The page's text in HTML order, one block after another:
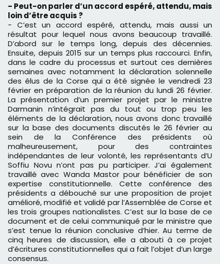
- Peut-on parler d’un accord espéré, attendu, mais
loin d’être acquis ?
- C’est un accord espéré, attendu, mais aussi un
résultat pour lequel nous avons beaucoup travaillé.
D’abord sur le temps long, depuis des décennies.
Ensuite, depuis 2015 sur un temps plus raccourci. Enfin,
dans le cadre du processus et surtout ces dernières
semaines avec notamment la déclaration solennelle
des élus de la Corse qui a été signée le vendredi 23
février en préparation de la réunion du lundi 26 février.
La présentation d’un premier projet par le ministre
Darmanin n’intégrait pas du tout ou trop peu les
éléments de la déclaration, nous avons donc travaillé
sur la base des documents discutés le 26 février au
sein de la Conférence des présidents où
malheureusement, pour des contraintes
indépendantes de leur volonté, les représentants d’U
Soffiu Novu n’ont pas pu participer. J’ai également
travaillé avec Wanda Mastor pour bénéficier de son
expertise constitutionnelle. Cette conférence des
présidents a débouché sur une proposition de projet
amélioré, modifié et validé par l’Assemblée de Corse et
les trois groupes nationalistes. C’est sur la base de ce
document et de celui communiqué par le ministre que
s’est tenue la réunion conclusive d’hier. Au terme de
cinq heures de discussion, elle a abouti à ce projet
d’écritures constitutionnelles qui a fait l’objet d’un large
consensus.